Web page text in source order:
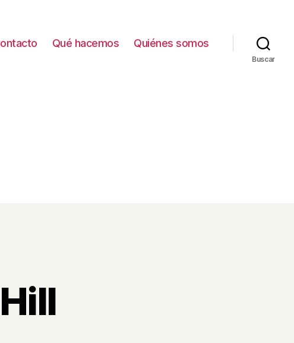
Qué hacemos Quiénes somos
Buscar